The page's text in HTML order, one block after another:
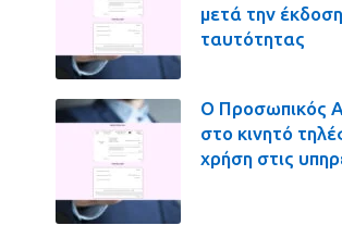
μετά την
ταυτότητας
Ο Προσωπικός
στο κινητό
χρήση στις